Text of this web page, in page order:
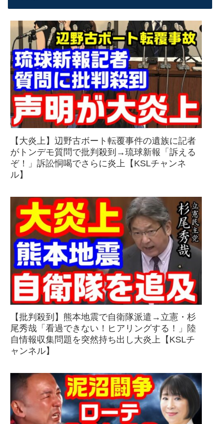
【大炎上】辺野古ボート転覆事件の遺族に記者
がトンデモ質問で批判殺到→琉球新報「訴える
ぞ！」訴訟恫喝でさらに炎上【KSLチャンネ
ル】
【批判殺到】熊本地震で自衛隊派遣→立憲・杉
尾秀哉「看過できない！ヒアリングする！」陸
自情報収集問題を突然持ち出し大炎上【KSLチ
ャンネル】